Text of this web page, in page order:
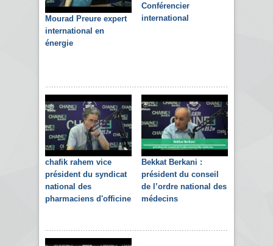
Mourad Preure expert
international en
énergie
Conférencier
international
chafik rahem vice
président du syndicat
national des
pharmaciens d'officine
Bekkat Berkani :
président du conseil
de l’ordre national des
médecins